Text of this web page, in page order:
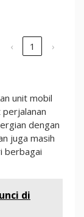
‹ 1 ›
unit mobil
dengan
juga masih
berbagai
di